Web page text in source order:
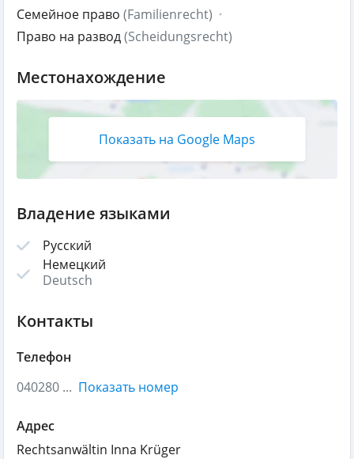
Семейное право (Familienrecht)
Право на развод(Scheidungsrecht)
Местонахождение
Показать на Google Maps
Владение языками
Русский
Немецкий
Deutsch
Контакты
Телефон
040280 ... Показать номер
Адрес
Rechtsanwältin Inna Krüger